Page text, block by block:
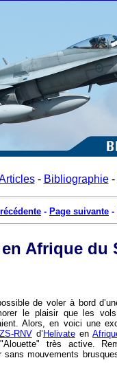
- Bibliographie-
- Page suivante -
Afrique du
de voler à bord
le plaisir que les
Alors, en voici une
RNVd’Helivateen
très active.
mouvements